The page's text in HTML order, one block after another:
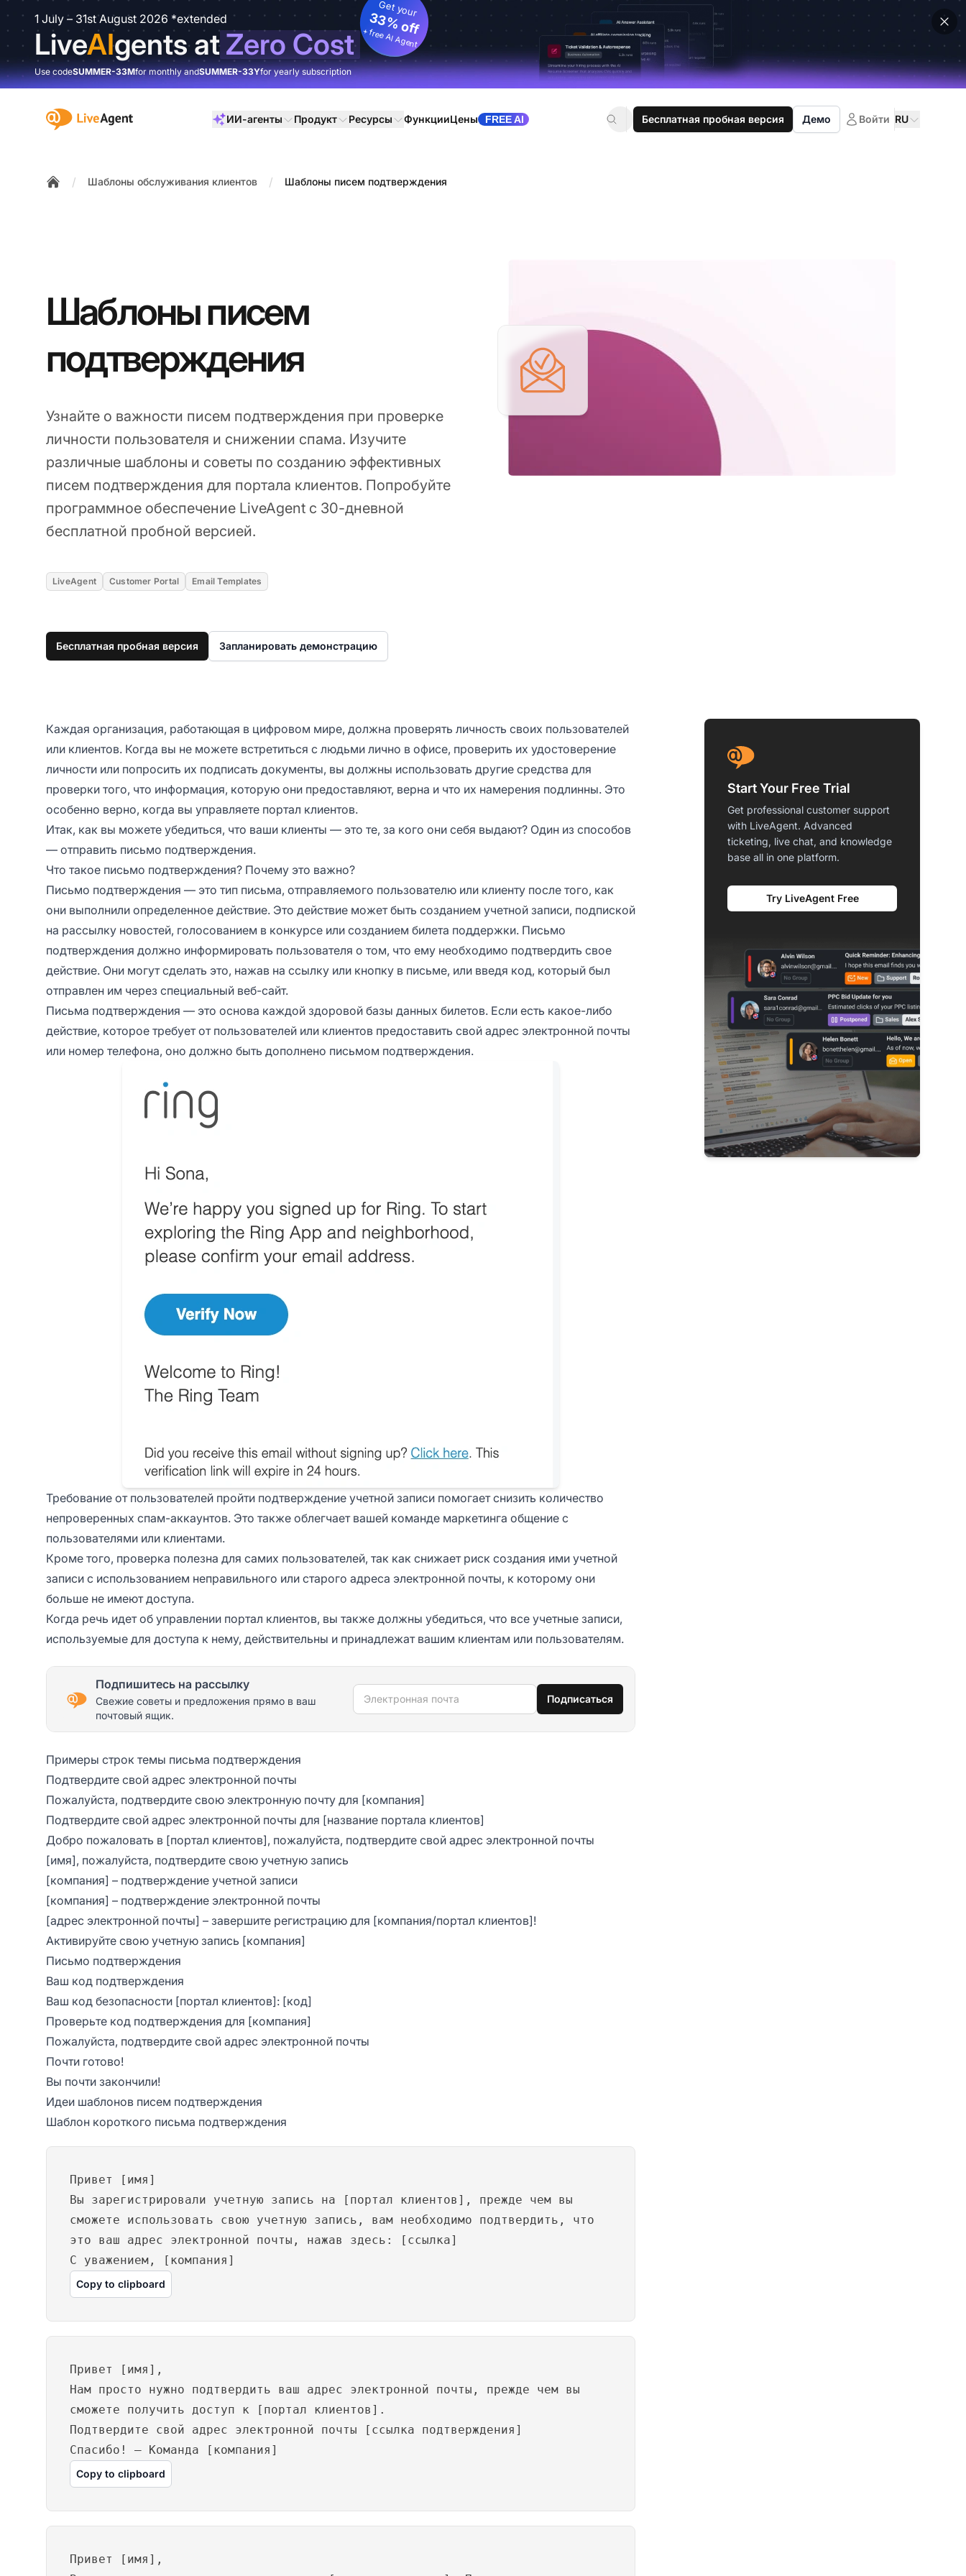
1 July – 31st August 2026 *extended
LiveAIgents atZero Cost
Get your
33% off
+ free AI Agent
Use codeSUMMER-33Mfor monthly andSUMMER-33Yfor yearly subscription
:site.title ИИ-агенты Продукт Ресурсы ФункцииЦены FREE AI Бесплатная пробная версия Демо Войти RU
/ Шаблоны обслуживания клиентов / Шаблоны писем подтверждения
Шаблоны писем
подтверждения
Узнайте о важности писем подтверждения при проверке
личности пользователя и снижении спама. Изучите
различные шаблоны и советы по созданию эффективных
писем подтверждения для портала клиентов. Попробуйте
программное обеспечение LiveAgent с 30-дневной
бесплатной пробной версией.
LiveAgent Customer Portal Email Templates
Бесплатная пробная версия Запланировать демонстрацию
Каждая организация, работающая в цифровом мире, должна проверять личность своих пользователей
или клиентов. Когда вы не можете встретиться с людьми лично в офисе, проверить их удостоверение
личности или попросить их подписать документы, вы должны использовать другие средства для
проверки того, что информация, которую они предоставляют, верна и что их намерения подлинны. Это
особенно верно, когда вы управляете портал клиентов.
Итак, как вы можете убедиться, что ваши клиенты — это те, за кого они себя выдают? Один из способов
— отправить письмо подтверждения.
Что такое письмо подтверждения? Почему это важно?
Письмо подтверждения — это тип письма, отправляемого пользователю или клиенту после того, как
они выполнили определенное действие. Это действие может быть созданием учетной записи, подпиской
на рассылку новостей, голосованием в конкурсе или созданием билета поддержки. Письмо
подтверждения должно информировать пользователя о том, что ему необходимо подтвердить свое
действие. Они могут сделать это, нажав на ссылку или кнопку в письме, или введя код, который был
отправлен им через специальный веб-сайт.
Письма подтверждения — это основа каждой здоровой базы данных билетов. Если есть какое-либо
действие, которое требует от пользователей или клиентов предоставить свой адрес электронной почты
или номер телефона, оно должно быть дополнено письмом подтверждения.
Требование от пользователей пройти подтверждение учетной записи помогает снизить количество
непроверенных спам-аккаунтов. Это также облегчает вашей команде маркетинга общение с
пользователями или клиентами.
Кроме того, проверка полезна для самих пользователей, так как снижает риск создания ими учетной
записи с использованием неправильного или старого адреса электронной почты, к которому они
больше не имеют доступа.
Когда речь идет об управлении портал клиентов, вы также должны убедиться, что все учетные записи,
используемые для доступа к нему, действительны и принадлежат вашим клиентам или пользователям.
Подпишитесь на рассылку
Свежие советы и предложения прямо в ваш
почтовый ящик.
Электронная почта Подписаться
Примеры строк темы письма подтверждения
Подтвердите свой адрес электронной почты
Пожалуйста, подтвердите свою электронную почту для [компания]
Подтвердите свой адрес электронной почты для [название портала клиентов]
Добро пожаловать в [портал клиентов], пожалуйста, подтвердите свой адрес электронной почты
[имя], пожалуйста, подтвердите свою учетную запись
[компания] – подтверждение учетной записи
[компания] – подтверждение электронной почты
[адрес электронной почты] – завершите регистрацию для [компания/портал клиентов]!
Активируйте свою учетную запись [компания]
Письмо подтверждения
Ваш код подтверждения
Ваш код безопасности [портал клиентов]: [код]
Проверьте код подтверждения для [компания]
Пожалуйста, подтвердите свой адрес электронной почты
Почти готово!
Вы почти закончили!
Идеи шаблонов писем подтверждения
Шаблон короткого письма подтверждения
Привет [имя]
Вы зарегистрировали учетную запись на [портал клиентов], прежде чем вы
сможете использовать свою учетную запись, вам необходимо подтвердить, что
это ваш адрес электронной почты, нажав здесь: [ссылка]
С уважением, [компания]
Copy to clipboard
Привет [имя],
Нам просто нужно подтвердить ваш адрес электронной почты, прежде чем вы
сможете получить доступ к [портал клиентов].
Подтвердите свой адрес электронной почты [ссылка подтверждения]
Спасибо! – Команда [компания]
Copy to clipboard
Привет [имя],
Start Your Free Trial
Get professional customer support
with LiveAgent. Advanced
ticketing, live chat, and knowledge
base all in one platform.
Try LiveAgent Free